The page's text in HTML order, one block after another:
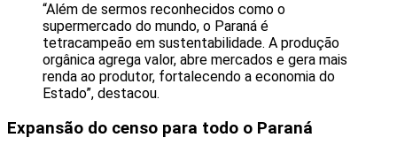
“Além de sermos reconhecidos como o
supermercado do mundo, o Paraná é
tetracampeão em sustentabilidade. A produção
orgânica agrega valor, abre mercados e gera mais
renda ao produtor, fortalecendo a economia do
Estado”, destacou.
Expansão do censo para todo o Paraná